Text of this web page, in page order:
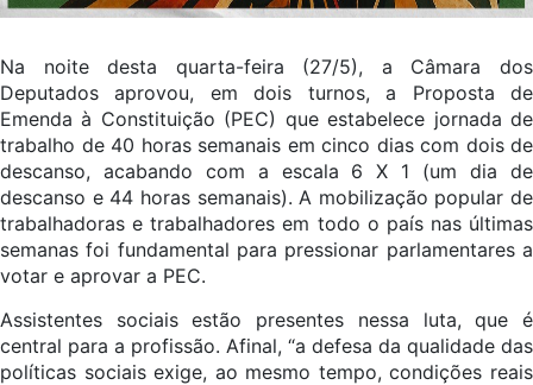
Na noite desta quarta-feira (27/5), a Câmara dos
Deputados aprovou, em dois turnos, a Proposta de
Emenda à Constituição (PEC) que estabelece jornada de
trabalho de 40 horas semanais em cinco dias com dois de
descanso, acabando com a escala 6 X 1 (um dia de
descanso e 44 horas semanais). A mobilização popular de
trabalhadoras e trabalhadores em todo o país nas últimas
semanas foi fundamental para pressionar parlamentares a
votar e aprovar a PEC.
Assistentes sociais estão presentes nessa luta, que é
central para a profissão. Afinal, “a defesa da qualidade das
políticas sociais exige, ao mesmo tempo, condições reais